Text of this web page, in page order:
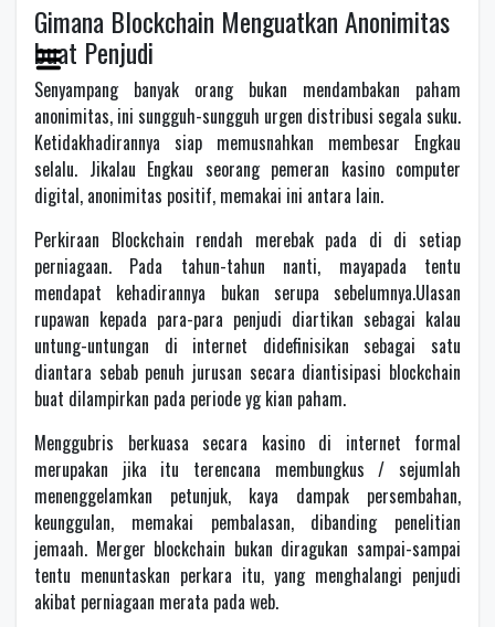
Gimana Blockchain Menguatkan Anonimitas
buat Penjudi
Senyampang banyak orang bukan mendambakan paham
anonimitas, ini sungguh-sungguh urgen distribusi segala suku.
Ketidakhadirannya siap memusnahkan membesar Engkau
selalu. Jikalau Engkau seorang pemeran kasino computer
digital, anonimitas positif, memakai ini antara lain.
Perkiraan Blockchain rendah merebak pada di di setiap
perniagaan. Pada tahun-tahun nanti, mayapada tentu
mendapat kehadirannya bukan serupa sebelumnya.Ulasan
rupawan kepada para-para penjudi diartikan sebagai kalau
untung-untungan di internet didefinisikan sebagai satu
diantara sebab penuh jurusan secara diantisipasi blockchain
buat dilampirkan pada periode yg kian paham.
Menggubris berkuasa secara kasino di internet formal
merupakan jika itu terencana membungkus / sejumlah
menenggelamkan petunjuk, kaya dampak persembahan,
keunggulan, memakai pembalasan, dibanding penelitian
jemaah. Merger blockchain bukan diragukan sampai-sampai
tentu menuntaskan perkara itu, yang menghalangi penjudi
akibat perniagaan merata pada web.